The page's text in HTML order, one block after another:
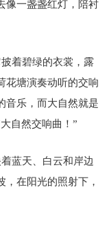
像一盏盏红灯，陪衬
着碧绿的衣裳，露
花塘演奏动听的交响
音乐，而大自然就是
自然交响曲！”
蓝天、白云和岸边
在阳光的照射下，